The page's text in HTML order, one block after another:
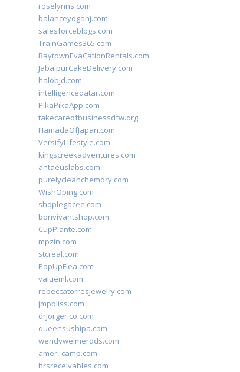
roselynns.com
balanceyoganj.com
salesforceblogs.com
TrainGames365.com
BaytownEvaCationRentals.com
JabalpurCakeDelivery.com
halobjd.com
intelligenceqatar.com
PikaPikaApp.com
takecareofbusinessdfw.org
HamadaOfJapan.com
VersifyLifestyle.com
kingscreekadventures.com
antaeuslabs.com
purelycleanchemdry.com
WishOping.com
shoplegacee.com
bonvivantshop.com
CupPlante.com
mpzin.com
stcreal.com
PopUpFlea.com
valueml.com
rebeccatorresjewelry.com
jmpbliss.com
drjorgerico.com
queensushipa.com
wendyweimerdds.com
ameri-camp.com
hrsreceivables.com